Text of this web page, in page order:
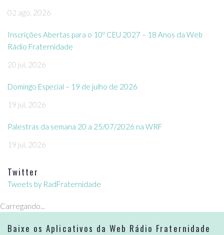
02 ago, 2026
Inscrições Abertas para o 10º CEU 2027 – 18 Anos da Web
Rádio Fraternidade
20 jul, 2026
Domingo Especial – 19 de julho de 2026
19 jul, 2026
Palestras da semana 20 a 25/07/2026 na WRF
19 jul, 2026
Twitter
Tweets by RadFraternidade
Carregando...
Baixe os Aplicativos da Web Rádio Fraternidade